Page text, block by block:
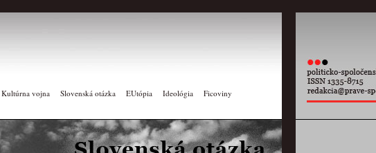
Kultúrna vojna Slovenská otázka EUtópia Ideológia Ficoviny